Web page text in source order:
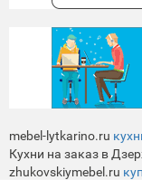
mebel-lytkarino.ru
Кухни на заказ в
zhukovskiymebel.ru